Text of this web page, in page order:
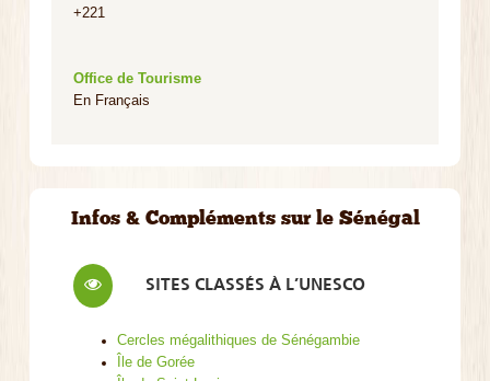
+221
Office de Tourisme
En Français
Infos & Compléments sur le Sénégal
SITES CLASSÉS À L’UNESCO
Cercles mégalithiques de Sénégambie
Île de Gorée